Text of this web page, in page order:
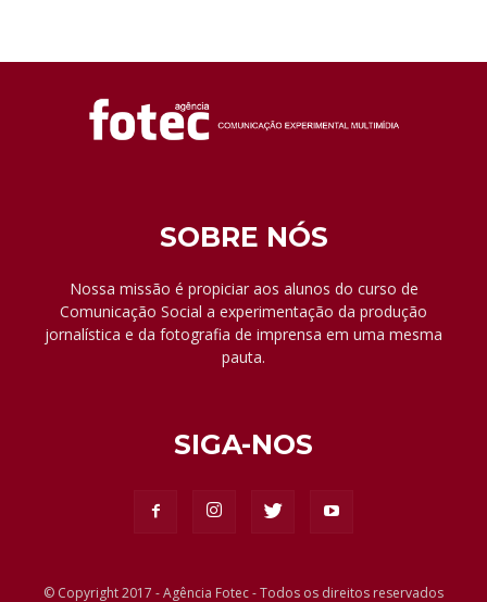
SOBRE NÓS
Nossa missão é propiciar aos alunos do curso de
Comunicação Social a experimentação da produção
jornalística e da fotografia de imprensa em uma mesma
pauta.
SIGA-NOS
© Copyright 2017 - Agência Fotec - Todos os direitos reservados